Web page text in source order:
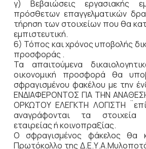
γ) Βεβαιώσεις εργασιακής
πρόσθετων επαγγελματικών
τήρηση των στοιχείων που θα
εμπιστευτική.
6) Τόπος και χρόνος υποβολής
προσφοράς .
Τα απαιτούμενα
οικονομική προσφορά θα
σφραγισμένου φακέλου με την
ΕΝΔΙΑΦΕΡΟΝΤΟΣ ΓΙΑ ΤΗΝ
ΟΡΚΩΤΟΥ ΕΛΕΓΚΤΗ ΛΟΓΙΣΤΗ
αναγράφονται τα στοιχεία
εταιρείας ή κοινοπραξίας.
Ο σφραγισμένος φάκελος θα
Πρωτόκολλο της